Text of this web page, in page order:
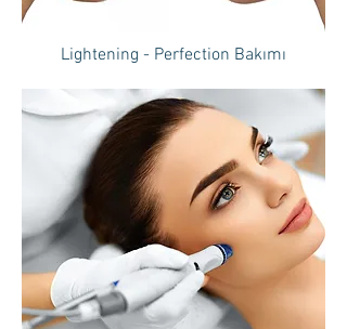
Lightening - Perfection Bakımı